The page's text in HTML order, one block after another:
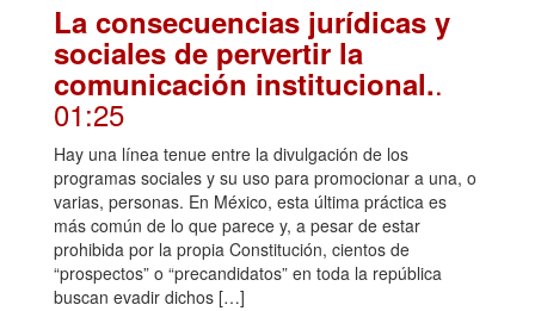
La consecuencias jurídicas y
sociales de pervertir la
comunicación institucional..
01:25
Hay una línea tenue entre la divulgación de los
programas sociales y su uso para promocionar a una, o
varias, personas. En México, esta última práctica es
más común de lo que parece y, a pesar de estar
prohibida por la propia Constitución, cientos de
“prospectos” o “precandidatos” en toda la república
buscan evadir dichos […]